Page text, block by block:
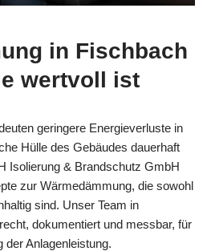
in Fischbach
wertvoll ist
geringere Energieverluste in
Hülle des Gebäudes dauerhaft
Isolierung & Brandschutz GmbH
zur Wärmedämmung, die sowohl
sind. Unser Team in
dokumentiert und messbar, für
der Anlagenleistung.